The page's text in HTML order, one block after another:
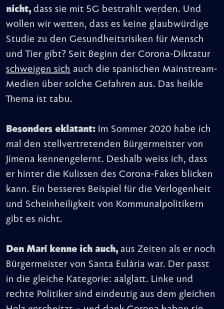
nicht,dass sie mit 5G bestrahlt werden. Und
wollen wir wetten, dass es keine glaubwürdige
Studie zu den Gesundheitsrisiken für Mensch
und Tier gibt? Seit Beginn der Corona-Diktatur
schweigen sich auch die spanischen Mainstream-
Medien über solche Gefahren aus. Das heikle
Thema ist tabu.
Besonders eklatant: Im Sommer 2020 habe ich
mal den stellvertretenden Bürgermeister von
Jimena kennengelernt. Deshalb weiss ich, dass
er hinter die Kulissen des Corona-Fakes blicken
kann. Ein besseres Beispiel für die Verlogenheit
und Scheinheiligkeit von Kommunalpolitikern
gibt es nicht.
Den Marí kenne ich auch,aus Zeiten als er noch
Bürgermeister von Santa Eulària war. Der passt
in die gleiche Kategorie: aalglatt. Linke und
rechte Politiker sind eindeutig aus dem gleichen